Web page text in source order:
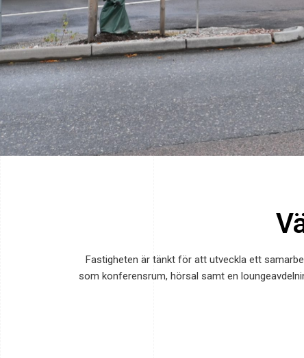
Fastigheten är tänkt för att utveckla ett
som konferensrum, hörsal samt en